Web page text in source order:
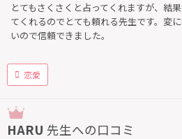
とてもさくさくと占ってくれますが、結
てくれるのでとても頼れる先生です。変
いので信頼できました。
恋愛
HARU 先生への口コミ